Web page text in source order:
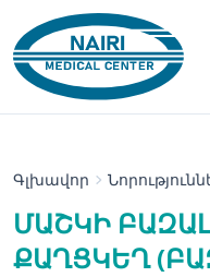
Գլխավոր
ՄԱՇԿԻ
ՔԱՂՑԿԵՂ